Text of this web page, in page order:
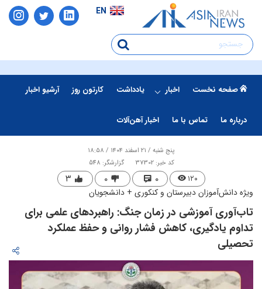
EN
صفحه نخست اخبار یادداشت کارتون روز آرشیو اخبار
درباره ما تماس با ما اخبار آهن‌آلات
پنج شنبه / ۲۱ اسفند ۱۴۰۴ / ۱۸:۵۸
کد خبر: 37302
گزارشگر: 548
۱۲۰ ۰ ۰ ۳
ویژه دانش‌آموزان دبیرستان و کنکوری + دانشجویان
تاب‌آوری آموزشی در زمان جنگ: راهبردهای علمی برای
تداوم یادگیری، کاهش فشار روانی و حفظ عملکرد
تحصیلی